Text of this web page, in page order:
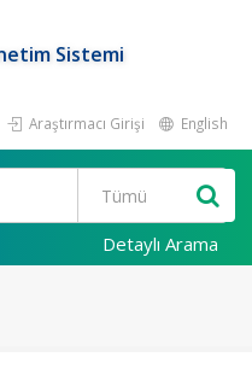
Sistemi
Araştırmacı Girişi English
Detaylı Arama